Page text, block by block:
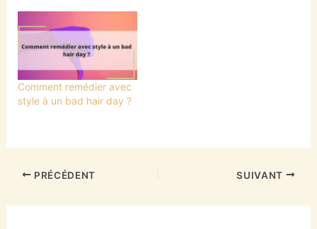
Comment remédier avec
style à un bad hair day ?
PRÉCÉDENT SUIVANT